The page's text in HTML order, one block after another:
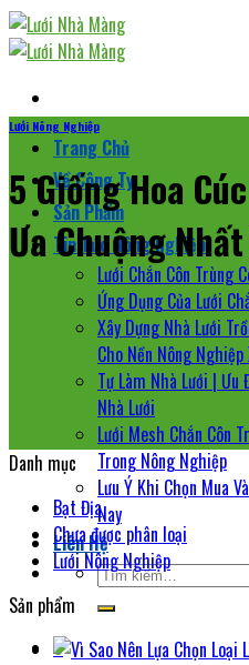
Trang Chủ
Về Công Ty
Sản Phẩm
Tin Tức Nông Nghiệp
Lưới Chắn Côn Trùng
Ứng Dụng Của Lưới
Xây Dựng Nhà Lưới
Cho Nền Nông Nghiệp
Tự Làm Nhà Lưới |
Nhà Lưới
Lưới Mesh Chắn Côn
Trong Nông Nghiệp
Lưu Ý Khi Chọn Mua
Nay
Liên Hệ
Tìm
kiếm:
0
Lưới Nông Nghiệp
5 Giống Hoa
Ưa Chuộng
Danh mục
Bạt Địa
Chưa được phân loại
Lưới Nông Nghiệp
Sản phẩm